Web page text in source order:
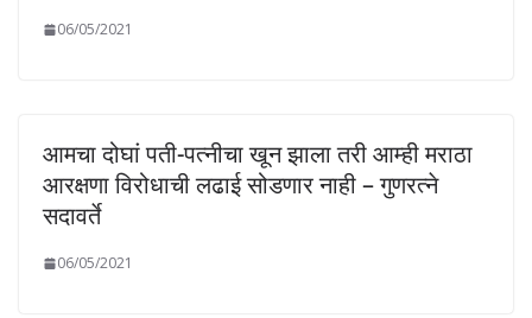
06/05/2021
आमचा दोघां पती-पत्नीचा खून झाला तरी आम्ही मराठा
आरक्षणा विरोधाची लढाई सोडणार नाही – गुणरत्ने
सदावर्ते
06/05/2021